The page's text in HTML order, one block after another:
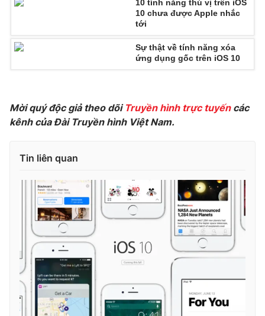
10 tính năng thú vị trên iOS
10 chưa được Apple nhắc
tới
Sự thật về tính năng xóa
ứng dụng gốc trên iOS 10
Mời quý độc giả theo dõi Truyền hình trực tuyếncác
kênh của Đài Truyền hình Việt Nam.
Tin liên quan